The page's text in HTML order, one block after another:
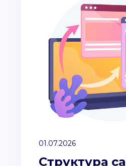
01.07.2026
Структура